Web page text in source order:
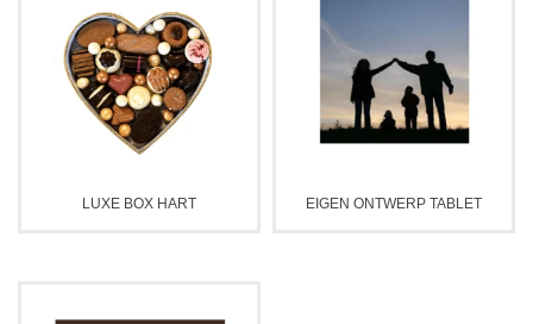
LUXE BOX HART EIGEN ONTWERP TABLET